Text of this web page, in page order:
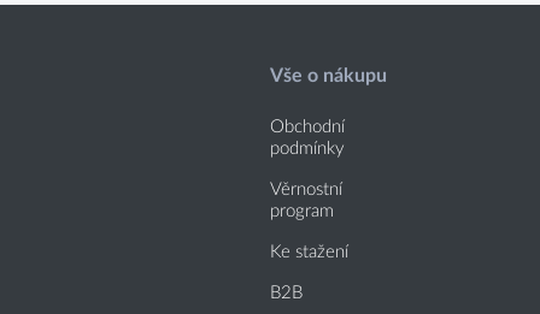
Vše o nákupu
Obchodní
podmínky
Věrnostní
program
Ke stažení
B2B